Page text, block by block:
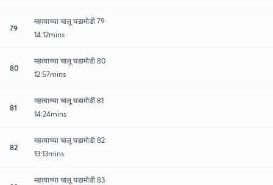
79
महत्वाच्या चालू घडामोडी 79
14:12mins
80
महत्वाच्या चालू घडामोडी 80
12:57mins
81
महत्वाच्या चालू घडामोडी 81
14:24mins
82
महत्वाच्या चालू घडामोडी 82
13:13mins
महत्वाच्या चालू घडामोडी 83